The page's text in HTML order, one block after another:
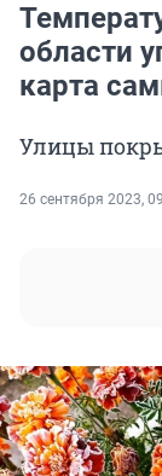
области
карта
Улицы
26 сентября 2023,